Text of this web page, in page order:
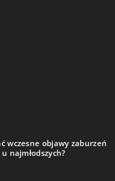
wczesne objawy zaburzeń
najmłodszych?